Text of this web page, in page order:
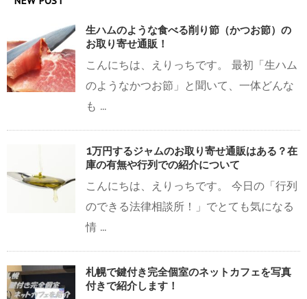
生ハムのような食べる削り節（かつお節）の
お取り寄せ通販！
こんにちは、えりっちです。 最初「生ハム
のようなかつお節」と聞いて、一体どんな
も ...
1万円するジャムのお取り寄せ通販はある？在
庫の有無や行列での紹介について
こんにちは、えりっちです。 今日の「行列
のできる法律相談所！」でとても気になる
情 ...
札幌で鍵付き完全個室のネットカフェを写真
付きで紹介します！